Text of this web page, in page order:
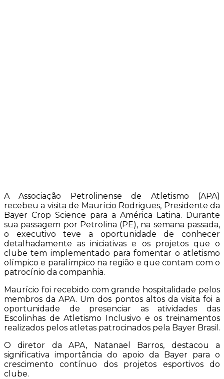
A Associação Petrolinense de Atletismo (APA)
recebeu a visita de Maurício Rodrigues, Presidente da
Bayer Crop Science para a América Latina. Durante
sua passagem por Petrolina (PE), na semana passada,
o executivo teve a oportunidade de conhecer
detalhadamente as iniciativas e os projetos que o
clube tem implementado para fomentar o atletismo
olímpico e paralímpico na região e que contam com o
patrocínio da companhia.
Maurício foi recebido com grande hospitalidade pelos
membros da APA. Um dos pontos altos da visita foi a
oportunidade de presenciar as atividades das
Escolinhas de Atletismo Inclusivo e os treinamentos
realizados pelos atletas patrocinados pela Bayer Brasil.
O diretor da APA, Natanael Barros, destacou a
significativa importância do apoio da Bayer para o
crescimento contínuo dos projetos esportivos do
clube.